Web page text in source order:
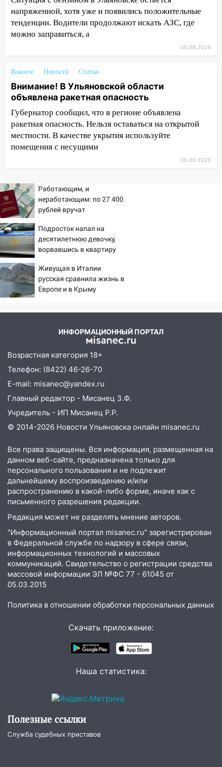
иномарки
05:00 «Каждая пятая женщина и каждый
второй мужчина в мире сталкиваются с
алопецией»: врач рассказал, чем может
справиться
03:30 Гороскоп на 7 августа: пятница
принесет прилив творческой энергии и
отличные шансы исправить старые
ошибки
06.08.2026
23:20
Прогноз погоды на 7 августа в
20:04
Ульяновцев приглашают на забег,
посвящённый Дню воздушного флота
России
19:12
руководителя частной компании
наказали за сокрытие прошлого своего
сотрудник
18:02
В Ульяновск едут звезды
баскетбола!
оставил в силе приговор руководству
«УльяновскФармации» за махинации на
3,2 млн рублей
16:09 Ветераны легкой атлетики из
Ульяновска успешно выступили на
Чемпионате России
16:02 В Ульяновской области убрали
зернобобовых культур
Ульяновской области завели дело на
агрессивную женщину
15:47 На улице Радищева сбили
курьера: крупная авария в Ульяновске
15:15 Проводил до квартиры и ограбил:
новый кавалер женщины оказался
рецидивистом
14:26 В Ульяновске ограничат движение
по улице Ефремова
14:23
67% ульяновцев готовы
передумать увольняться, если им
более 4,6 миллиона рублей: перед
автоподставщиков
В Инзе произошел крупный пожар
мужчины, которого необоснованно
обвиняли в жестоком обращении с
животными
12:28 Миллион на «льготниках»: в
напряженной, хотя уже и появились положительные
тенденции. Водители продолжают искать АЗС, где
можно заправиться, а
06.08.2026
Важное Новости Статьи
Внимание! В Ульяновской области
объявлена ракетная опасность
Губернатор сообщил, что в регионе объявлена
ракетная опасность. Нельзя оставаться на открытой
местности. В качестве укрытия используйте
помещения с несущими
06.08.2026
Работающим, и
неработающим: по 27 400
рублей вручат
PrimaMedia.ru
Подросток напал на
десятилетнюю девочку,
ворвавшись в квартиру
Живущая в Италии
русская сравнила жизнь в
Европе и в Крыму
ИНФОРМАЦИОННЫЙ ПОРТАЛ
Возрастная категория 18+
Телефон: (8422) 46-26-70
E-mail: misanec@yandex.ru
Главный редактор - Мисанец З.Ф.
Учредитель - ИП Мисанец Р.Р.
© 2014-2026 Новости Ульяновска онлайн misanec.ru
Все права защищены. Вся информация, размещенная на
данном веб-сайте, предназначена только для
персонального пользования и не подлежит
дальнейшему воспроизведению и/или
распространению в какой-либо форме, иначе как с
письменного разрешения редакции.
Редакция может не разделять мнение авторов.
"Информационный портал misanec.ru" зарегистрирован
в Федеральной службе по надзору в сфере связи,
информационных технологий и массовых
коммуникаций. Свидетельство о регистрации средства
массовой информации ЭЛ №ФС 77 - 61045 от
05.03.2015
Политика в отношении обработки персональных данных
Скачать приложение:
Наша статистика:
Полезные ссылки
Служба судебных приставов